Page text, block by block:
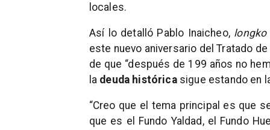
locales.
Así lo detalló Pablo Inaicheo, longko
este nuevo aniversario del Tratado
de que “después de 199 años no
la deuda históricasigue estando en
“Creo que el tema principal es que
que es el Fundo Yaldad, el Fundo